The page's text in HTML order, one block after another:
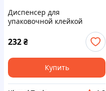
Диспенсер для
упаковочной клейкой
ленты (скотчу) WOKIN WK-
653001
232₴
Купить